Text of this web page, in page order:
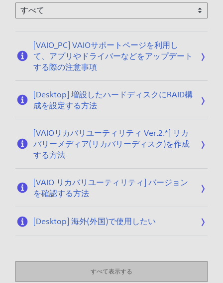
[VAIO_PC] VAIOサポートページを利用し
て、アプリやドライバーなどをアップデート
する際の注意事項
[Desktop] 増設したハードディスクにRAID構
成を設定する方法
[VAIOリカバリユーティリティ Ver.2.*] リカ
バリーメディア(リカバリーディスク)を作成
する方法
[VAIO リカバリユーティリティ] バージョン
を確認する方法
[Desktop] 海外(外国)で使用したい
すべて表示する